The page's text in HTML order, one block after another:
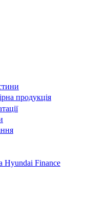
продукція
Hyundai Finance